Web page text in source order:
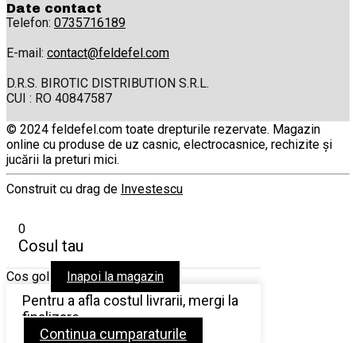
Date contact
Telefon: 0735716189
E-mail: contact@feldefel.com
D.R.S. BIROTIC DISTRIBUTION S.R.L.
CUI : RO 40847587
© 2024 feldefel.com toate drepturile rezervate. Magazin
online cu produse de uz casnic, electrocasnice, rechizite și
jucării la preturi mici.
Construit cu drag de Investescu
0
Cosul tau
Cos gol Inapoi la magazin
Pentru a afla costul livrarii, mergi la
finalizare
Continua cumparaturile